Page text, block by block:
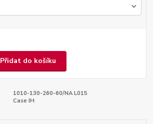
Přidat do košíku
1010-130-260-60/NA L015
Case IH